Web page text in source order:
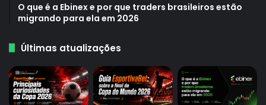
O que é a Ebinex e por que traders brasileiros estão
migrando para ela em 2026
Últimas atualizações